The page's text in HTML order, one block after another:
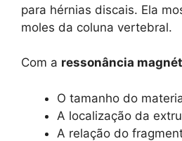
para hérnias discais. Ela
moles da coluna vertebral.
Com a ressonância
O tamanho do
A localização da
A relação do